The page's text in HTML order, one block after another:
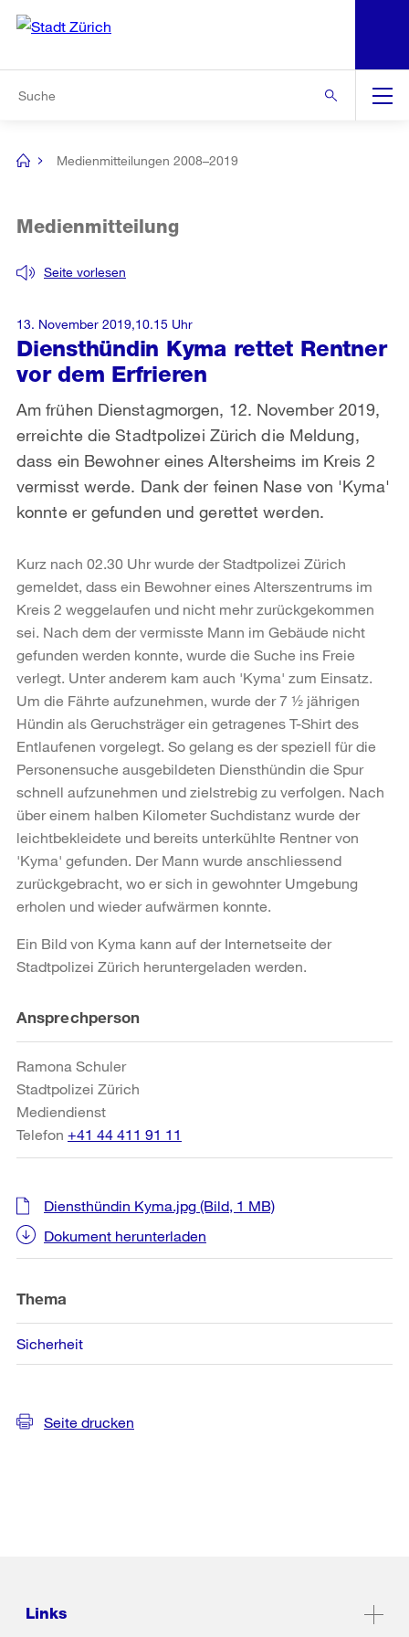
Navigation
[no
Medienmitteilungen 2008–2019
Diensthündin Kyma rettet Rentner
vor dem Erfrieren
Seite vorlesen
Medienmitteilung
Am frühen Dienstagmorgen, 12. November 2019,
erreichte die Stadtpolizei Zürich die Meldung,
dass ein Bewohner eines Altersheims im Kreis 2
vermisst werde. Dank der feinen Nase von 'Kyma'
konnte er gefunden und gerettet werden.
13. November 2019,10.15 Uhr
Kurz nach 02.30 Uhr wurde der Stadtpolizei Zürich
gemeldet, dass ein Bewohner eines Alterszentrums im
Kreis 2 weggelaufen und nicht mehr zurückgekommen
sei. Nach dem der vermisste Mann im Gebäude nicht
gefunden werden konnte, wurde die Suche ins Freie
verlegt. Unter anderem kam auch 'Kyma' zum Einsatz.
Um die Fährte aufzunehmen, wurde der 7 ½ jährigen
Hündin als Geruchsträger ein getragenes T-Shirt des
Entlaufenen vorgelegt. So gelang es der speziell für die
Personensuche ausgebildeten Diensthündin die Spur
schnell aufzunehmen und zielstrebig zu verfolgen. Nach
über einem halben Kilometer Suchdistanz wurde der
leichtbekleidete und bereits unterkühlte Rentner von
'Kyma' gefunden. Der Mann wurde anschliessend
zurückgebracht, wo er sich in gewohnter Umgebung
erholen und wieder aufwärmen konnte.
Ein Bild von Kyma kann auf der Internetseite der
Stadtpolizei Zürich heruntergeladen werden.
Weitere
Informationen
Ansprechperson
Ramona Schuler
Stadtpolizei Zürich
Mediendienst
Telefon +41 44 411 91 11
Diensthündin Kyma.jpg (Bild, 1 MB)
Dokument herunterladen
Thema
Sicherheit
Seite drucken
Links